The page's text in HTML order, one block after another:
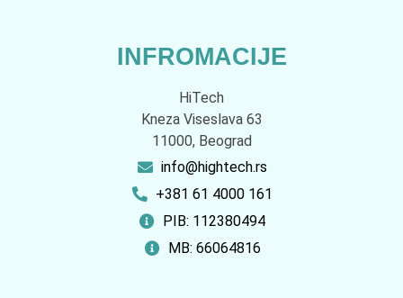
INFROMACIJE
HiTech
Kneza Viseslava 63
11000, Beograd
info@hightech.rs
+381 61 4000 161
PIB: 112380494
MB: 66064816